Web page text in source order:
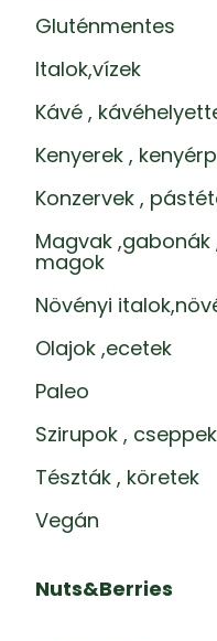
Gluténmentes
Italok,vízek
Kávé ,
Kenyerek ,
Konzervek ,
Magvak ,gabonák
magok
Növényi
Olajok ,ecetek
Paleo
Szirupok ,
Tészták , köretek
Vegán
Nuts&Berries